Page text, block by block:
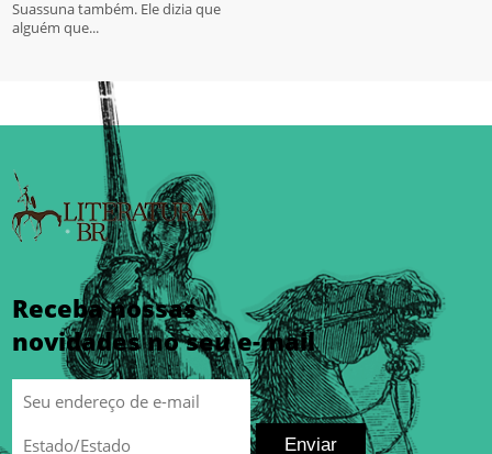
Suassuna também. Ele dizia que
alguém que...
Receba nossas
novidades no seu e-mail
Enviar